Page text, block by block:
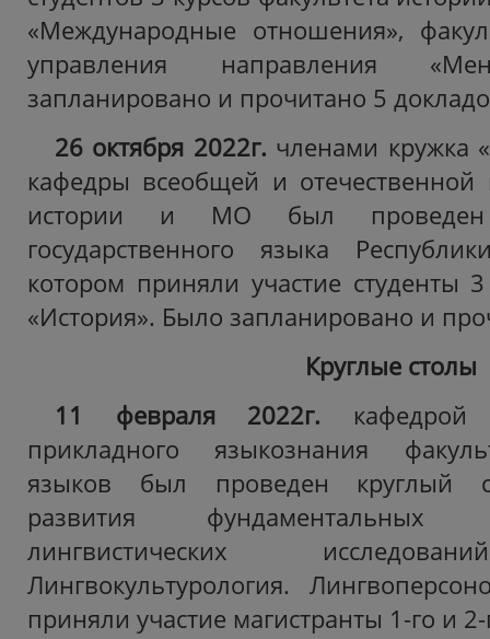
«Международные отношения»,
управления направления
запланировано и прочитано 5
26 октября 2022г. членами кружка
кафедры всеобщей и отечественной
истории и МО был проведен
государственного языка
котором приняли участие студенты
«История». Было запланировано и
Круглые столы
11 февраля 2022г. кафедрой
прикладного языкознания
языков был проведен круглый
развития
лингвистических
Лингвокультурология.
приняли участие магистранты 1-го и